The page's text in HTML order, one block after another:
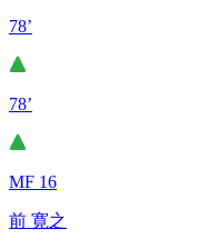
78’
78’
MF 16
前 寛之